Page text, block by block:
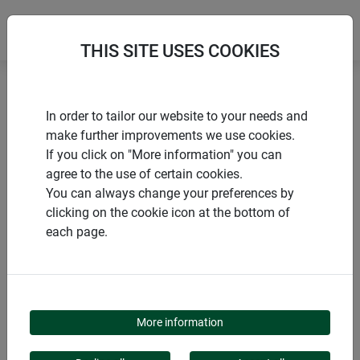
Accueil
Accessoires pour voile d'ombrage
Ressort de tension pour voile d'ombrage
PRODUITS
RESSORT DE TENSION
POUR VOILE
THIS SITE USES COOKIES
In order to tailor our website to your needs and
make further improvements we use cookies.
If you click on "More information" you can
agree to the use of certain cookies.
You can always change your preferences by
clicking on the cookie icon at the bottom of
each page.
More information